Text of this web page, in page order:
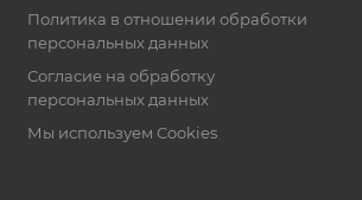
Политика в отношении обработки
персональных данных
Согласие на обработку
персональных данных
Мы используем Cookies